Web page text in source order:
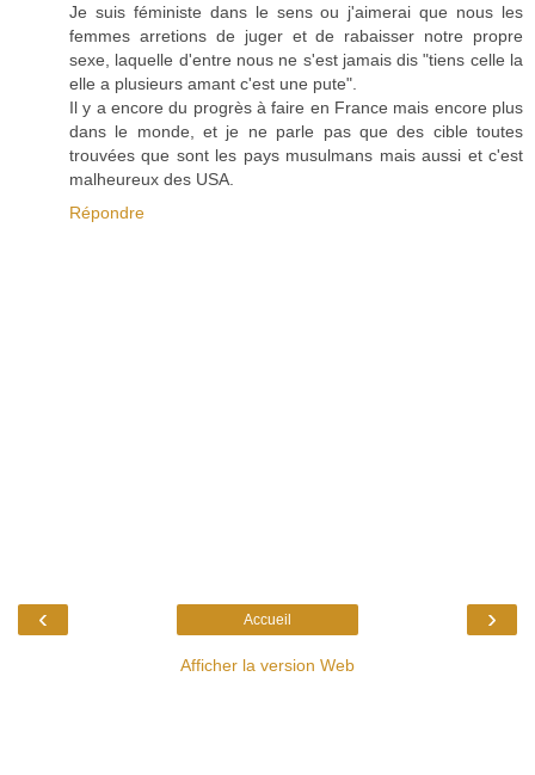
Je suis féministe dans le sens ou j'aimerai que nous les
femmes arretions de juger et de rabaisser notre propre
sexe, laquelle d'entre nous ne s'est jamais dis "tiens celle la
elle a plusieurs amant c'est une pute".
Il y a encore du progrès à faire en France mais encore plus
dans le monde, et je ne parle pas que des cible toutes
trouvées que sont les pays musulmans mais aussi et c'est
malheureux des USA.
Répondre
‹ ›
Accueil
Afficher la version Web